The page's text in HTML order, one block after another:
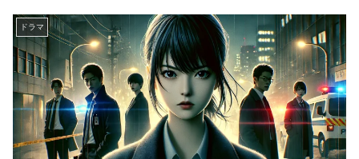
ドラマ